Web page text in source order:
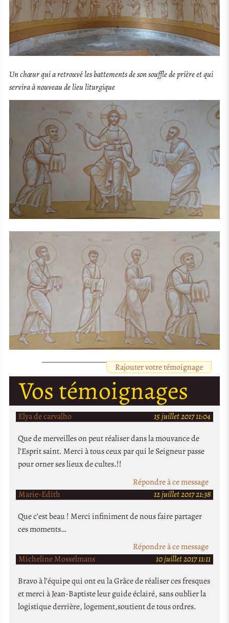
Un chœur qui a retrouvé les battements de son souffle de prière et qui
servira à nouveau de lieu liturgique
Rajouter votre témoignage
Vos témoignages
Elya de carvalho
15 juillet 2017 11:04
Que de merveilles on peut réaliser dans la mouvance de
l’Esprit saint. Merci à tous ceux par qui le Seigneur passe
pour orner ses lieux de cultes.!!
Répondre à ce message
Marie-Edith
12 juillet 2017 21:38
Que c’est beau ! Merci infiniment de nous faire partager
ces moments…
Répondre à ce message
Micheline Mosselmans
10 juillet 2017 11:11
Bravo à l’équipe qui ont eu la Grâce de réaliser ces fresques
et merci à Jean-Baptiste leur guide éclairé, sans oublier la
logistique derrière, logement,soutient de tous ordres.